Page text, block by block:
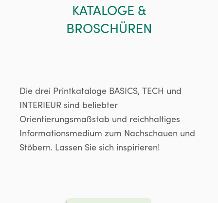
KATALOGE &
BROSCHÜREN
Die drei Printkataloge BASICS, TECH und
INTERIEUR sind beliebter
Orientierungsmaßstab und reichhaltiges
Informationsmedium zum Nachschauen und
Stöbern. Lassen Sie sich inspirieren!